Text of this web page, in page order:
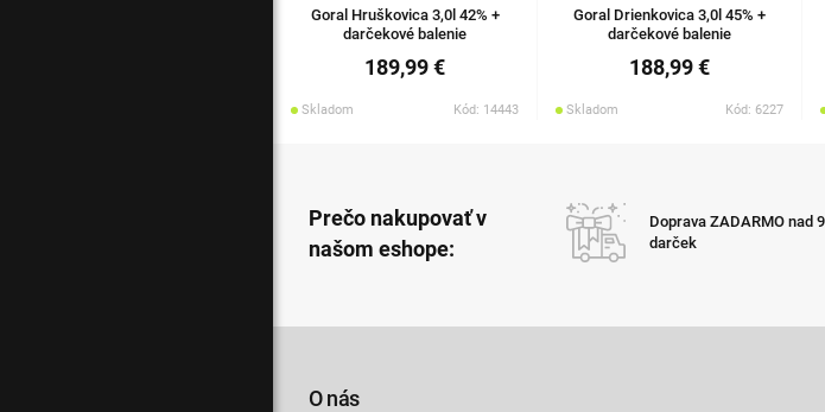
Goral Hruškovica 3,0l 42% +
darčekové balenie
189,99 €
Skladom Kód: 14443
Goral Drienkovica 3,0l 45% +
darčekové balenie
188,99 €
Skladom Kód: 6227
Prečo nakupovať v
našom eshope:
Doprava ZADARMO nad
darček
O nás